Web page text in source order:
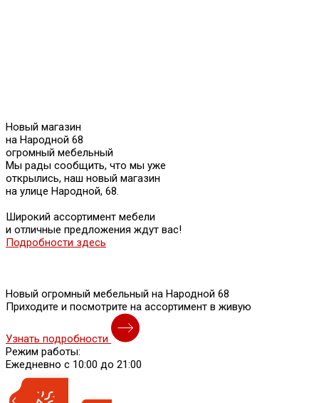
Новый магазин
на Народной 68
огромный мебельный
Мы рады сообщить, что мы уже
открылись, наш новый магазин
на улице Народной, 68.
Широкий ассортимент мебели
и отличные предложения ждут вас!
Подробности здесь
Новый огромный мебельный на Народной 68
Приходите и посмотрите на ассортимент в живую
Узнать подробности
Режим работы:
Ежедневно с 10:00 до 21:00